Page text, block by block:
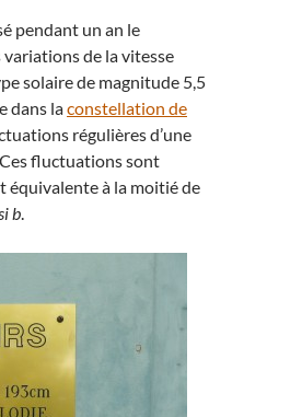
pendant un an le
de la vitesse
solaire de magnitude 5,5
dans laconstellation de
régulières d’une
fluctuations sont
équivalente à la moitié de
b.